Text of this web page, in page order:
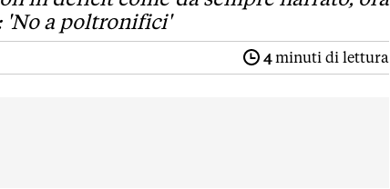
'No a poltronifici'
4minuti di lettura